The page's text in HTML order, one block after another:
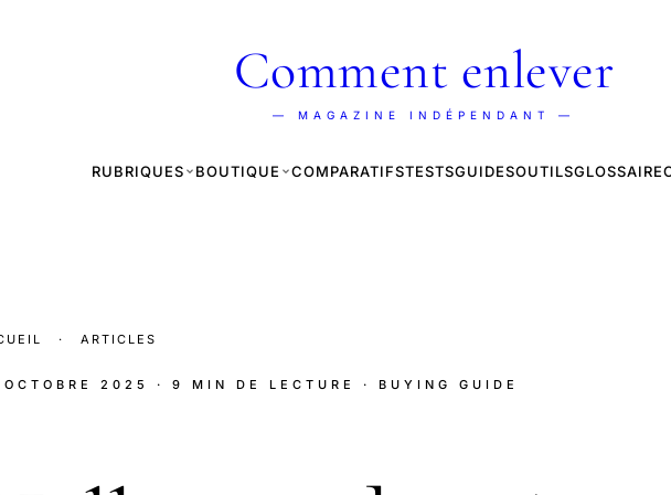
Comment enlever
— MAGAZINE INDÉPENDANT —
RUBRIQUES BOUTIQUE COMPARATIFSTESTSGUIDESOUTILSGLOSSAIRE
· ARTICLES
2025 · 9 MIN DE LECTURE · BUYING GUIDE